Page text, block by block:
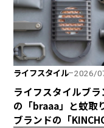
ライフスタイル 2026/
ライフスタイルブラ
の「braaa」と蚊取
ブランドの「